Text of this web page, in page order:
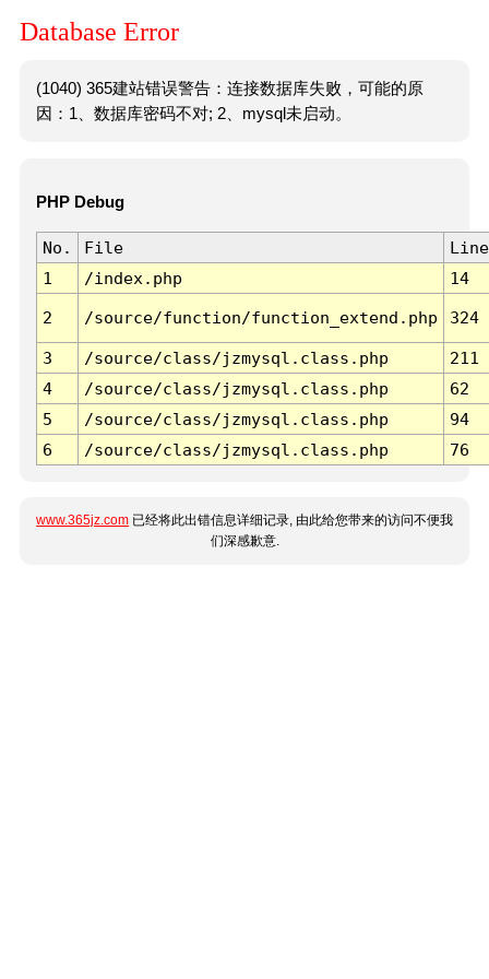
Database Error
(1040) 365建站错误警告：连接数据库失败，可能的原
因：1、数据库密码不对; 2、mysql未启动。
PHP Debug
No. File
Line
1
/index.php 14
2 /source/function/function_extend.php 324
3 /source/class/jzmysql.class.php
211
4
/source/class/jzmysql.class.php
62
5
/source/class/jzmysql.class.php
94
6
/source/class/jzmysql.class.php 76
www.365jz.com 已经将此出错信息详细记录, 由此给您带来的访问不便我
们深感歉意.